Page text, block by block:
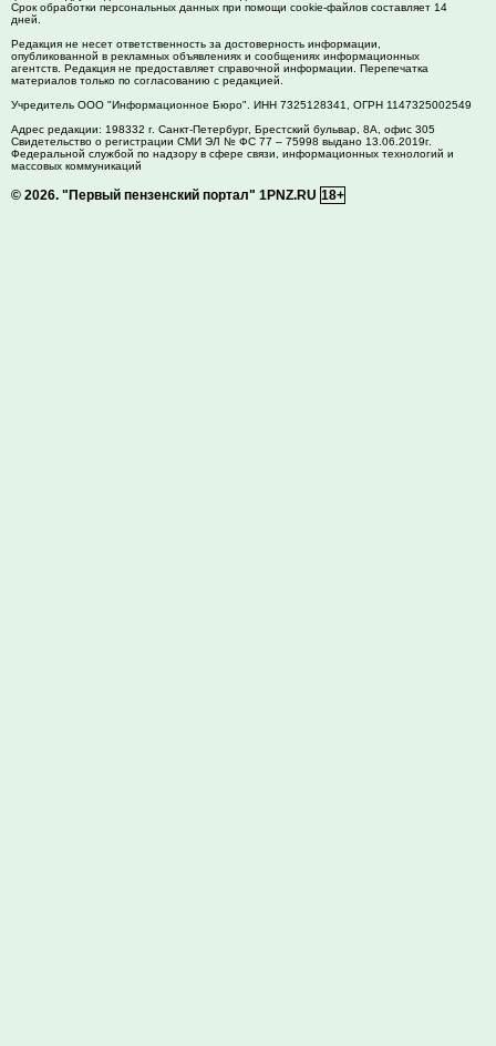
Срок обработки персональных данных при помощи cookie-файлов составляет 14
дней.
Редакция не несет ответственность за достоверность информации,
опубликованной в рекламных объявлениях и сообщениях информационных
агентств. Редакция не предоставляет справочной информации. Перепечатка
материалов только по согласованию с редакцией.
Учредитель ООО "Информационное Бюро". ИНН 7325128341, ОГРН 1147325002549
Адрес редакции: 198332 г. Санкт-Петербург, Брестский бульвар, 8А, офис 305
Свидетельство о регистрации СМИ ЭЛ № ФС 77 – 75998 выдано 13.06.2019г.
Федеральной службой по надзору в сфере связи, информационных технологий и
массовых коммуникаций
© 2026. "Первый пензенский портал" 1PNZ.RU 18+